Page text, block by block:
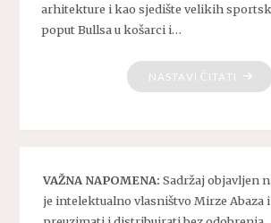
arhitekture i kao sjedište velikih
poput Bullsa u košarci i…
NASTAVI ČITATI "HIP-
HOP
O
I
VAŽNA NAPOMENA: Sadržaj objavljen
je intelektualno vlasništvo Mirze Abaza